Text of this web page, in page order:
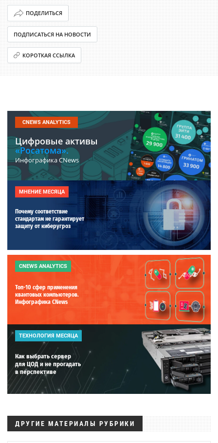
ПОДЕЛИТЬСЯ
ПОДПИСАТЬСЯ НА НОВОСТИ
КОРОТКАЯ ССЫЛКА
CNEWS ANALYTICS
Цифровые активы
«Росатома».
Инфографика CNews
МНЕНИЕ МЕСЯЦА
Почему соответствие
стандартам не гарантирует
защиту от киберугроз
CNEWS ANALYTICS
Топ-10 сфер применения
квантовых компьютеров.
Инфографика CNews
ТЕХНОЛОГИЯ МЕСЯЦА
Как выбрать сервер
для ЦОД и не прогадать
в перспективе
ДРУГИЕ МАТЕРИАЛЫ РУБРИКИ